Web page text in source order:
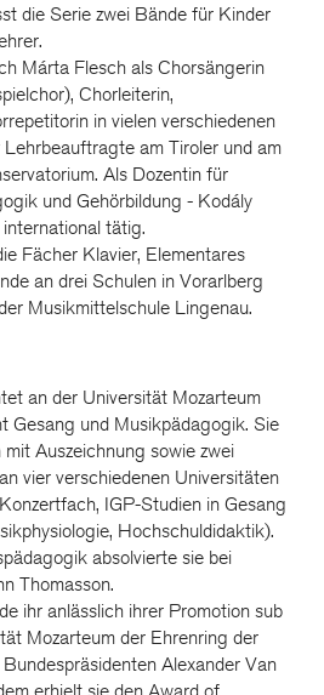
die Serie zwei Bände für Kinder
Márta Flesch als Chorsängerin
Chorleiterin,
in vielen verschiedenen
am Tiroler und am
Als Dozentin für
und Gehörbildung - Kodály
tätig.
Fächer Klavier, Elementares
an drei Schulen in Vorarlberg
Musikmittelschule Lingenau.
an der Universität Mozarteum
Gesang und Musikpädagogik. Sie
Auszeichnung sowie zwei
vier verschiedenen Universitäten
IGP-Studien in Gesang
Hochschuldidaktik).
absolvierte sie bei
Thomasson.
ihr anlässlich ihrer Promotion sub
Mozarteum der Ehrenring der
Alexander Van